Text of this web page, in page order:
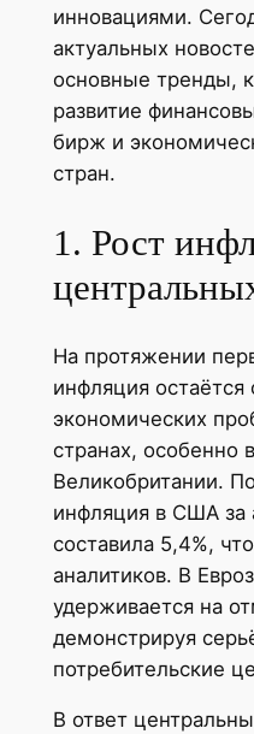
инновациями.
актуальных
основные тренды,
развитие
бирж и
стран.
1. Рост
На протяжении
инфляция
экономических
странах, особенно
Великобритании.
инфляция в США за
составила 5,4%,
аналитиков. В
удерживается на
демонстрируя
потребительские
В ответ